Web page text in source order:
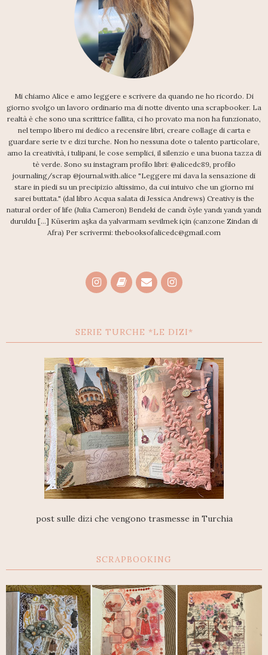
Mi chiamo Alice e amo leggere e scrivere da quando ne ho ricordo. Di
giorno svolgo un lavoro ordinario ma di notte divento una scrapbooker. La
realtà è che sono una scrittrice fallita, ci ho provato ma non ha funzionato,
nel tempo libero mi dedico a recensire libri, creare collage di carta e
guardare serie tv e dizi turche. Non ho nessuna dote o talento particolare,
amo la creatività, i tulipani, le cose semplici, il silenzio e una buona tazza di
tè verde. Sono su instagram profilo libri: @alicedc89, profilo
journaling/scrap @journal.with.alice "Leggere mi dava la sensazione di
stare in piedi su un precipizio altissimo, da cui intuivo che un giorno mi
sarei buttata." (dal libro Acqua salata di Jessica Andrews) Creativy is the
natural order of life (Julia Cameron) Bendeki de candı öyle yandı yandı yandı
duruldu [...] Küserim aşka da yalvarmam sevilmek için (canzone Zindan di
Afra) Per scrivermi: thebooksofalicedc@gmail.com
SERIE TURCHE *LE DIZI*
post sulle dizi che vengono trasmesse in Turchia
SCRAPBOOKING